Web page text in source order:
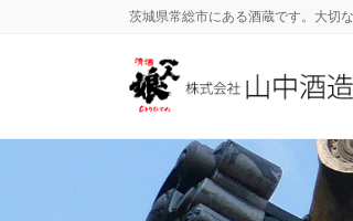
茨城県常総市にある酒蔵です。大切